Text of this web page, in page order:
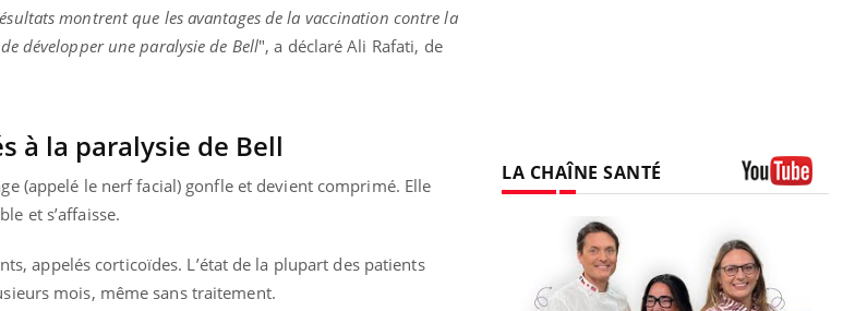
montrent que les avantages de la vaccination contre la
développer une paralysie de Bell", a déclaré Ali Rafati, de
à la paralysie de Bell
(appelé le nerf facial) gonfle et devient comprimé. Elle
et s’affaisse.
appelés corticoïdes. L’état de la plupart des patients
mois, même sans traitement.
LA CHAÎNE SANTÉ